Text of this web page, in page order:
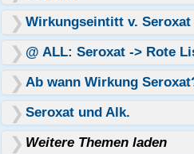
Wirkungseintitt v. Seroxat
@ ALL: Seroxat -> Rote
Ab wann Wirkung
Seroxat und Alk.
Weitere Themen laden